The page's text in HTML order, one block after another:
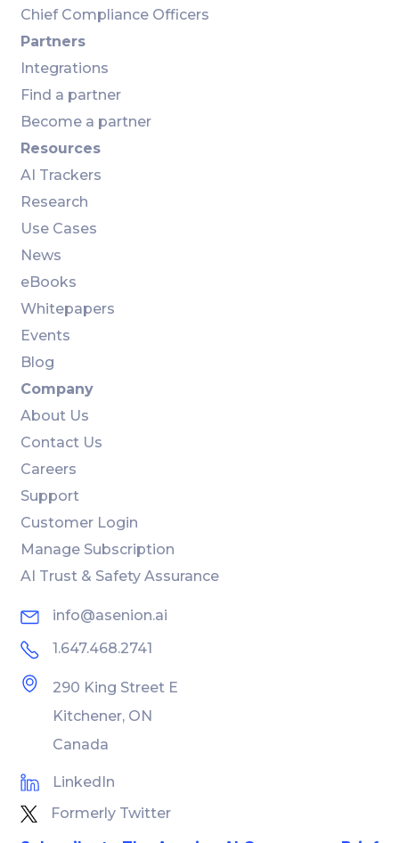
Chief Compliance Officers
Partners
Integrations
Find a partner
Become a partner
Resources
AI Trackers
Research
Use Cases
News
eBooks
Whitepapers
Events
Blog
Company
About Us
Contact Us
Careers
Support
Customer Login
Manage Subscription
AI Trust & Safety Assurance
info@asenion.ai
1.647.468.2741
290 King Street E
Kitchener, ON
Canada
LinkedIn
Formerly Twitter